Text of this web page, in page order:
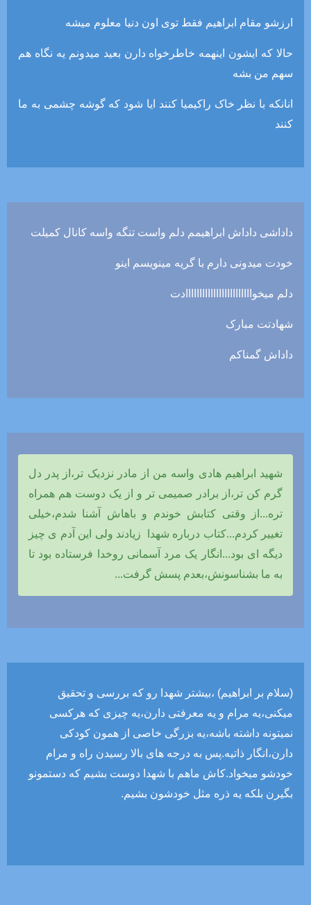
ارزشو مقام ابراهیم فقط توی اون دنیا معلوم میشه
حالا که ایشون اینهمه خاطرخواه دارن بعید میدونم یه نگاه هم
سهم من بشه
انانکه با نظر خاک راکیمیا کنند ایا شود که گوشه چشمی به ما
کنند
داداشی داداش ابراهیمم دلم واست تنگه واسه کانال کمیلت
خودت میدونی دارم با گریه مینویسم اینو
دلم میخواااااااااااااااااااااااادت
شهادتت مبارک
داداش گمناکم
شهید ابراهیم هادی واسه من از مادر نزدیک تر،از پدر دل
گرم کن تر،از برادر صمیمی تر و از یک دوست هم همراه
تره...از وقتی کتابش خوندم و باهاش آشنا شدم،خیلی
تغییر کردم...کتاب درباره شهدا زیادند ولی این آدم ی چیز
دیگه ای بود...انگار یک مرد آسمانی روخدا فرستاده بود تا
به ما بشناسونش،بعدم پسش گرفت...
(سلام بر ابراهیم) ،بیشتر شهدا رو که بررسی و تحقیق
میکنی،یه مرام و یه معرفتی دارن،یه چیزی که هرکسی
نمیتونه داشته باشه،یه بزرگی خاصی از همون کودکی
دارن،انگار ذاتیه.پس به درجه های بالا رسیدن راه و مرام
خودشو میخواد.کاش ماهم با شهدا دوست بشیم که دستمونو
بگیرن بلکه یه ذره مثل خودشون بشیم.